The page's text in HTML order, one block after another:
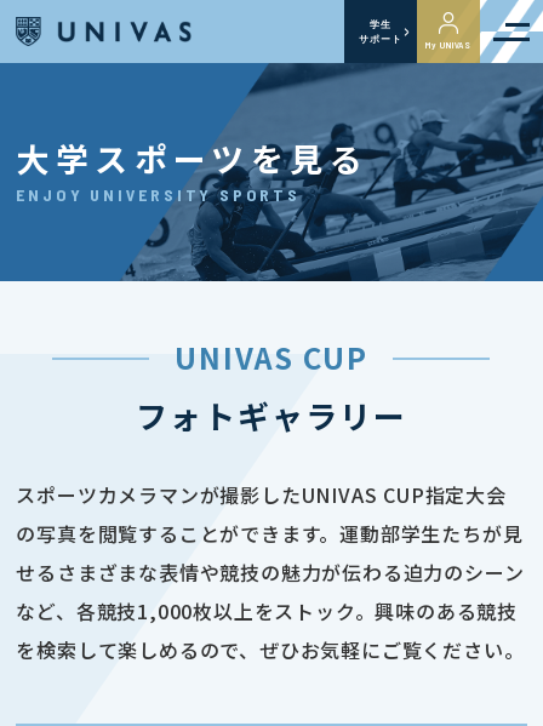
学生
サポート
My UNIVAS
大学スポーツを見る
ENJOY UNIVERSITY SPORTS
UNIVAS CUP
フォトギャラリー
スポーツカメラマンが撮影したUNIVAS CUP指定大会
の写真を閲覧することができます。運動部学生たちが見
せるさまざまな表情や競技の魅力が伝わる迫力のシーン
など、各競技1,000枚以上をストック。興味のある競技
を検索して楽しめるので、ぜひお気軽にご覧ください。